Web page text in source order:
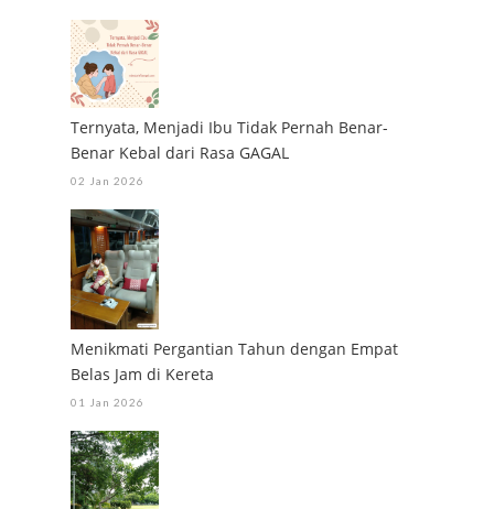
Ternyata, Menjadi Ibu Tidak Pernah Benar-
Benar Kebal dari Rasa GAGAL
02 Jan 2026
Menikmati Pergantian Tahun dengan Empat
Belas Jam di Kereta
01 Jan 2026